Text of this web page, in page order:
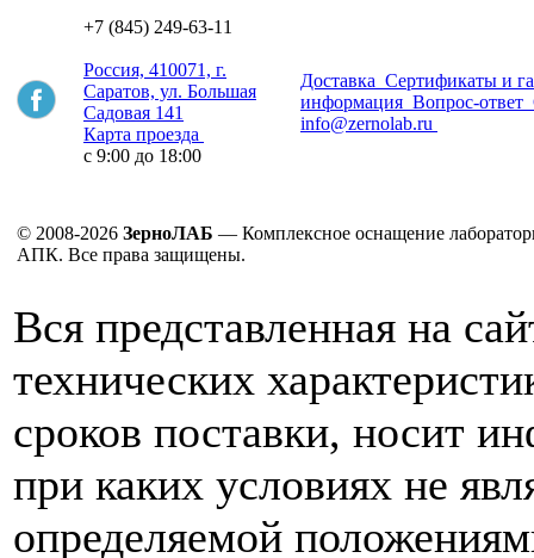
+7 (845) 249-63-11
Россия, 410071, г.
Саратов, ул. Большая
Садовая 141
Карта проезда
с 9:00 до 18:00
Доставка Сертификаты и
информация Вопрос-ответ
info@zernolab.ru
© 2008-2026 ЗерноЛАБ — Комплексное оснащение
АПК. Все права защищены.
Вся представленная на
технических
сроков поставки, носит
при каких условиях не
определяемой